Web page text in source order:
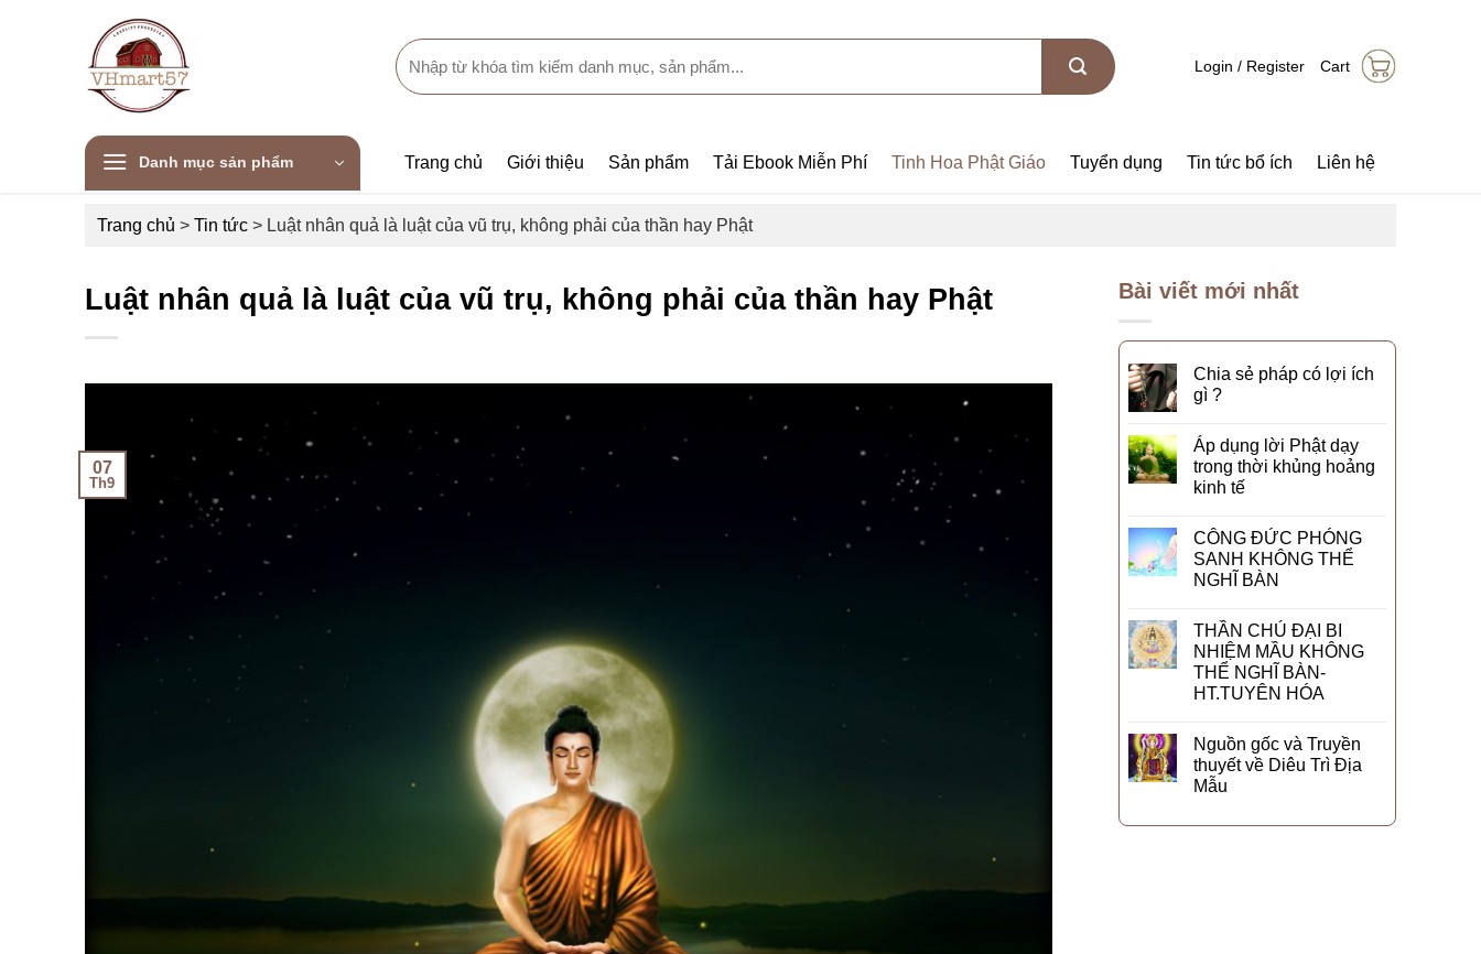
Search
for:
Login / Register Cart
Danh mục sản phẩm Trang chủ Giới thiệu Sản phẩm Tải Ebook Miễn Phí Tinh Hoa Phật Giáo Tuyển dụng Tin tức bổ ích Liên hệ
Trang chủ > Tin tức > Luật nhân quả là luật của vũ trụ, không phải của thần hay Phật
Luật nhân quả là luật của vũ trụ, không phải của thần hay Phật
07
Th9
Bài viết mới nhất
Chia sẻ pháp có lợi ích
gì ?
Áp dụng lời Phật dạy
trong thời khủng hoảng
kinh tế
CÔNG ĐỨC PHÓNG
SANH KHÔNG THỂ
NGHĨ BÀN
THẦN CHÚ ĐẠI BI
NHIỆM MẦU KHÔNG
THỂ NGHĨ BÀN-
HT.TUYÊN HÓA
Nguồn gốc và Truyền
thuyết về Diêu Trì Địa
Mẫu